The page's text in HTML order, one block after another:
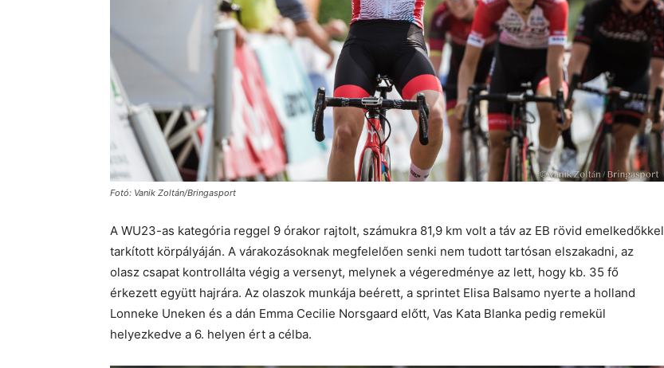
Fotó: Vanik Zoltán/Bringasport
A WU23-as kategória reggel 9 órakor rajtolt, számukra 81,9 km volt a táv az EB rövid emelkedőkkel
tarkított körpályáján. A várakozásoknak megfelelően senki nem tudott tartósan elszakadni, az
olasz csapat kontrollálta végig a versenyt, melynek a végeredménye az lett, hogy kb. 35 fő
érkezett együtt hajrára. Az olaszok munkája beérett, a sprintet Elisa Balsamo nyerte a holland
Lonneke Uneken és a dán Emma Cecilie Norsgaard előtt, Vas Kata Blanka pedig remekül
helyezkedve a 6. helyen ért a célba.